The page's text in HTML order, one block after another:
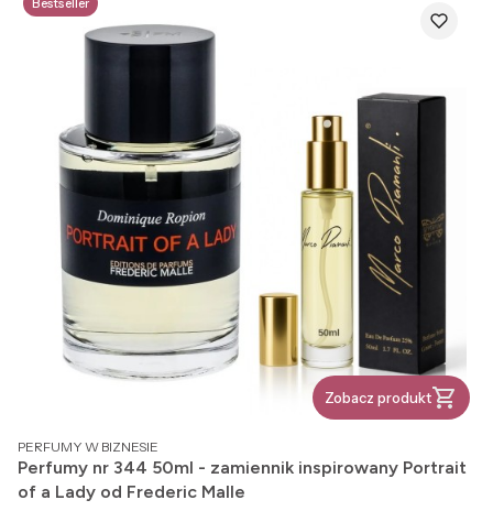
Bestseller
Zobacz produkt
PRODUCENT
PERFUMY W BIZNESIE
Perfumy nr 344 50ml - zamiennik inspirowany Portrait
of a Lady od Frederic Malle